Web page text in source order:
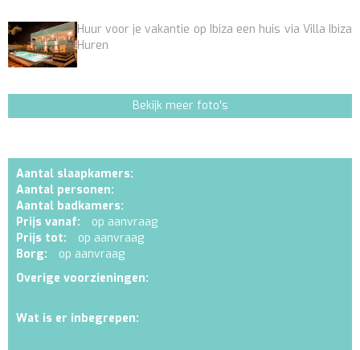
Huur voor je vakantie op Ibiza een huis via Villa Ibiza
Huren
Bekijk meer foto's
Aantal slaapkamers:
Aantal personen:
Aantal badkamers:
Prijs vanaf:
op aanvraag
Prijs tot:
op aanvraag
Borg:
op aanvraag
Overige voorzieningen:
Wat is er inbegrepen: